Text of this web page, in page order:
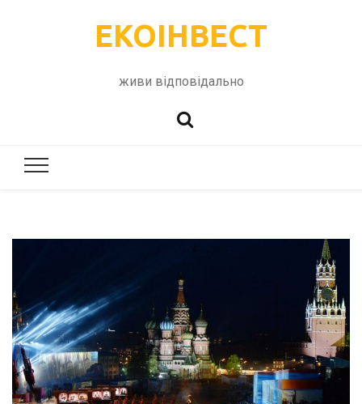
ЕКОІНВЕСТ
живи відповідально